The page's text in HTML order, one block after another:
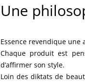
Une
Essence revendique une
Chaque produit est
d’affirmer son style.
Loin des diktats de